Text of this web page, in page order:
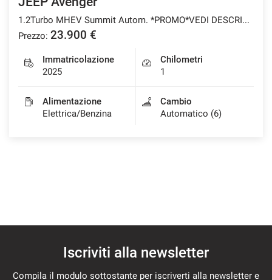
1.2Turbo MHEV Summit Autom. *PROMO*VEDI DESCRIZION
Prezzo: 23.900 €
Immatricolazione
2025
Chilometri
1
Alimentazione
Elettrica/Benzina
Cambio
Automatico (6)
Iscriviti alla newsletter
Compila il modulo sottostante per iscriverti alla newsletter e